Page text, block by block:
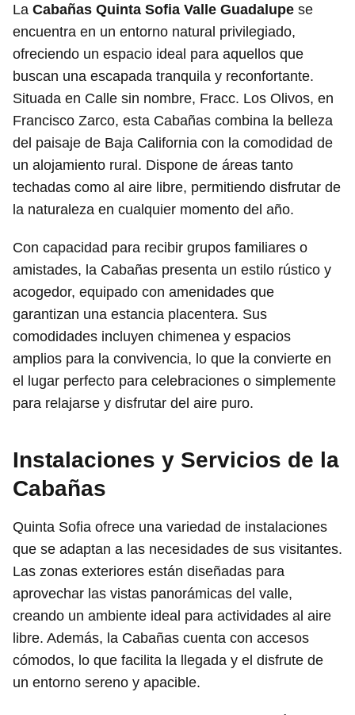
La Cabañas Quinta Sofia Valle Guadalupe se
encuentra en un entorno natural privilegiado,
ofreciendo un espacio ideal para aquellos que
buscan una escapada tranquila y reconfortante.
Situada en Calle sin nombre, Fracc. Los Olivos, en
Francisco Zarco, esta Cabañas combina la belleza
del paisaje de Baja California con la comodidad de
un alojamiento rural. Dispone de áreas tanto
techadas como al aire libre, permitiendo disfrutar de
la naturaleza en cualquier momento del año.
Con capacidad para recibir grupos familiares o
amistades, la Cabañas presenta un estilo rústico y
acogedor, equipado con amenidades que
garantizan una estancia placentera. Sus
comodidades incluyen chimenea y espacios
amplios para la convivencia, lo que la convierte en
el lugar perfecto para celebraciones o simplemente
para relajarse y disfrutar del aire puro.
Instalaciones y Servicios de la
Cabañas
Quinta Sofia ofrece una variedad de instalaciones
que se adaptan a las necesidades de sus visitantes.
Las zonas exteriores están diseñadas para
aprovechar las vistas panorámicas del valle,
creando un ambiente ideal para actividades al aire
libre. Además, la Cabañas cuenta con accesos
cómodos, lo que facilita la llegada y el disfrute de
un entorno sereno y apacible.